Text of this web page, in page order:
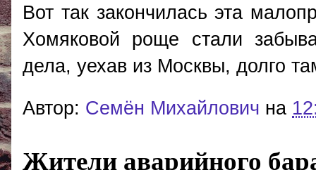
Вот так закончилась эта
Хомяковой роще стали
дела, уехав из Москвы, долго
Автор: Cемён Михайлович на
Жители аварийного